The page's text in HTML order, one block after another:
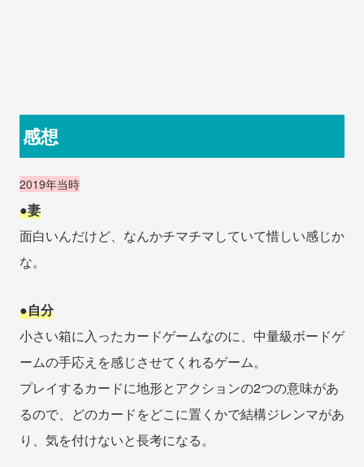
感想
2019年当時
●妻
面白いんだけど、なんかチマチマしていて惜しい感じか
な。
●自分
小さい箱に入ったカードゲームなのに、中量級ボードゲ
ームの手応えを感じさせてくれるゲーム。
プレイするカードに地形とアクションの2つの意味があ
るので、どのカードをどこに置くかで結構ジレンマがあ
り、気を付けないと長考になる。